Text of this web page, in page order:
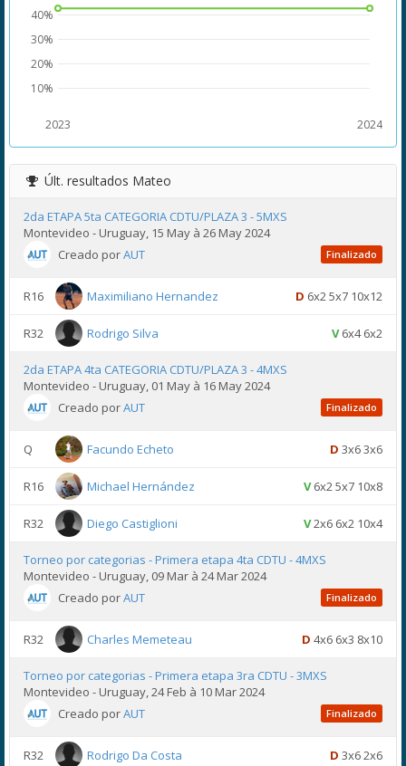
2023 2024
10%
20%
30%
40%
Últ. resultados Mateo
2da ETAPA 5ta CATEGORIA CDTU/PLAZA 3 - 5MXS
Montevideo - Uruguay, 15 May à 26 May 2024
Creado porAUT Finalizado
R16 Maximiliano Hernandez D 6x2 5x7 10x12
R32 Rodrigo Silva V6x4 6x2
2da ETAPA 4ta CATEGORIA CDTU/PLAZA 3 - 4MXS
Montevideo - Uruguay, 01 May à 16 May 2024
Creado porAUT Finalizado
Q Facundo Echeto D 3x6 3x6
R16 Michael Hernández V6x2 5x7 10x8
R32 Diego Castiglioni V2x6 6x2 10x4
Torneo por categorias - Primera etapa 4ta CDTU - 4MXS
Montevideo - Uruguay, 09 Mar à 24 Mar 2024
Creado porAUT Finalizado
R32 Charles Memeteau D 4x6 6x3 8x10
Torneo por categorias - Primera etapa 3ra CDTU - 3MXS
Montevideo - Uruguay, 24 Feb à 10 Mar 2024
Creado porAUT Finalizado
R32 Rodrigo Da Costa D 3x6 2x6